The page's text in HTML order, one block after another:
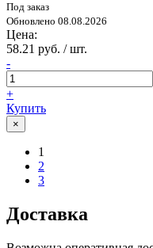
Под заказ
Обновлено 08.08.2026
Цена:
58.21 руб. / шт.
-
+
Купить
×
1
2
3
Доставка